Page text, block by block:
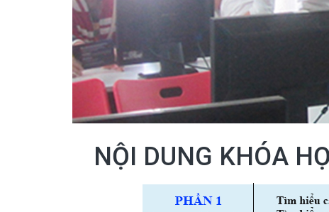
NỘI DUNG KHÓA